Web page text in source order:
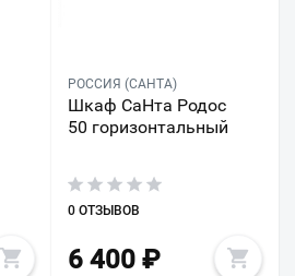
РОССИЯ (САНТА)
Шкаф СаНта Родос
50 горизонтальный
0 ОТЗЫВОВ
6 400₽